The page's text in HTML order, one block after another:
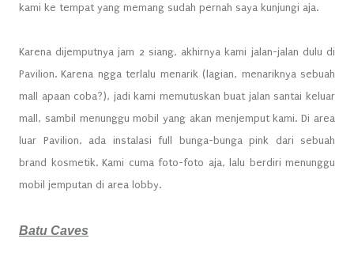
kami ke tempat yang memang sudah pernah saya kunjungi aja.
Karena dijemputnya jam 2 siang, akhirnya kami jalan-jalan dulu di
Pavilion. Karena ngga terlalu menarik (lagian, menariknya sebuah
mall apaan coba?), jadi kami memutuskan buat jalan santai keluar
mall, sambil menunggu mobil yang akan menjemput kami. Di area
luar Pavilion, ada instalasi full bunga-bunga pink dari sebuah
brand kosmetik. Kami cuma foto-foto aja, lalu berdiri menunggu
mobil jemputan di area lobby.
Batu Caves